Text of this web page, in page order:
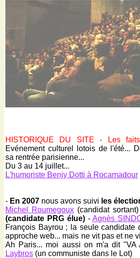
HISTORIQUE DU SITE - Les
Evénement culturel lotois de l'été...
sa rentrée parisienne...
Du 3 au 14 juillet...
L'humoriste Benjy Dotti à Rocamadour
- En 2007 nous avons suivi les
Michel Roumegoux(candidat
(candidate PRG élue) -Agnès
François Bayrou ; la seule candidate
approche web... mais ne vit pas et ne
Ah Paris... moi aussi on m'a dit "VA
Laybros (un communiste dans le Lot)